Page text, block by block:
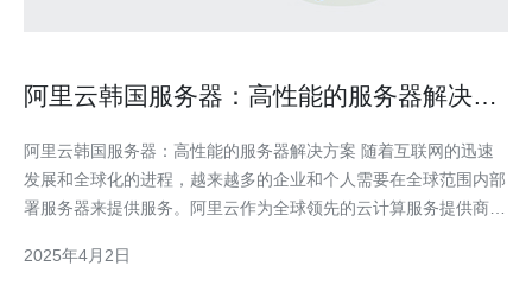
阿里云韩国服务器：高性能的服务器解决方
阿里云韩国服务器：高性能的服务器解决方案 随着互联网的迅速
发展和全球化的进程，越来越多的企业和个人需要在全球范围内部
署服务器来提供服务。阿里云作为全球领先的云计算服务提供商，
阿里云韩国服务器以其高性能和可靠性而备受用户青睐。 阿里云
2025年4月2日